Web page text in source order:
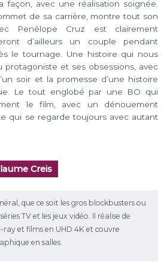
façon, avec une réalisation soignée.
de sa carrière, montre tout son
Penélope Cruz est clairement
d’ailleurs un couple pendant
le tournage. Une histoire qui nous
et ses obsessions, avec
soir et la promesse d’une histoire
Le tout englobé par une BO qui
le film, avec un dénouement
qui se regarde toujours avec autant
Creis
que ce soit les gros blockbusters ou
TV et les jeux vidéo. Il réalise de
et films en UHD 4K et couvre
en salles.